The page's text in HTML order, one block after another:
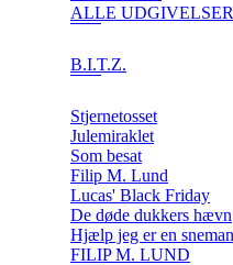
ALLE UDGIVELSER
B.I.T.Z.
Stjernetosset
Julemiraklet
Som besat
Filip M. Lund
Lucas' Black Friday
De døde dukkers hævn
Hjælp jeg er en
FILIP M. LUND